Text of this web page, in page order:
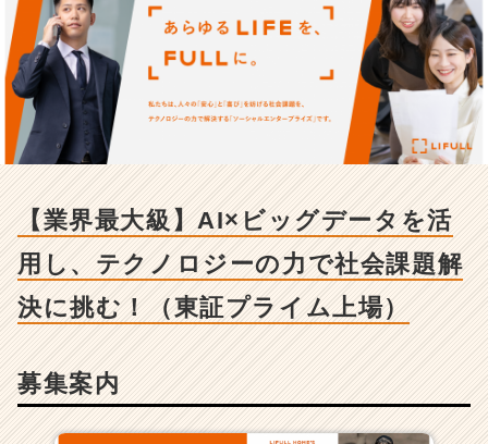
【業
最
級】
ッ
デ
ー
タ
し、
テ
【業界最大級】AI×ビッグデータを活
用し、テクノロジーの力で社会課題解
決に挑む！（東証プライム上場）
募集案内